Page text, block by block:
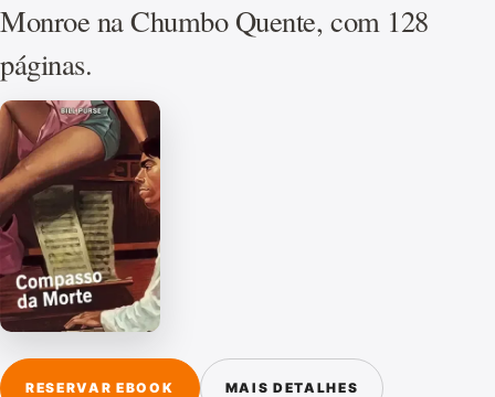
Monroe na Chumbo Quente, com 128
páginas.
RESERVAR EBOOK MAIS DETALHES